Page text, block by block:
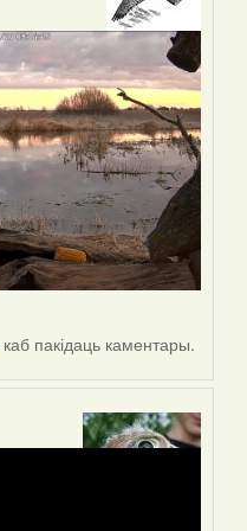
каб пакідаць каментары.